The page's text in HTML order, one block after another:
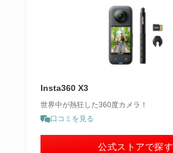
Insta360 X3
世界中が熱狂した360度カメラ！
口コミを見る
公式ストアで探す